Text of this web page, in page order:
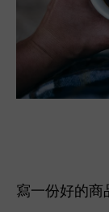
寫一份好的商